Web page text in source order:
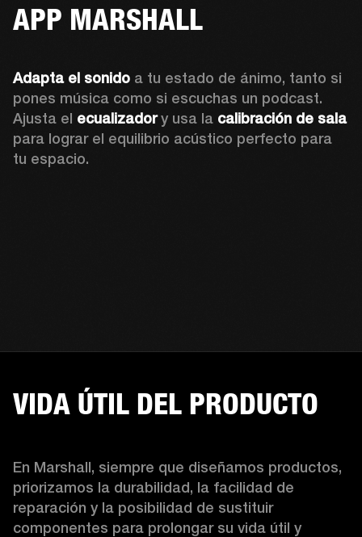
APP MARSHALL
Adapta el sonido a tu estado de ánimo, tanto si
pones música como si escuchas un podcast.
Ajusta el ecualizador y usa la
calibración de sala
para lograr el equilibrio acústico perfecto para
tu espacio.
VIDA ÚTIL DEL PRODUCTO
En Marshall, siempre que diseñamos productos,
priorizamos la durabilidad, la facilidad de
reparación y la posibilidad de sustituir
componentes para prolongar su vida útil y